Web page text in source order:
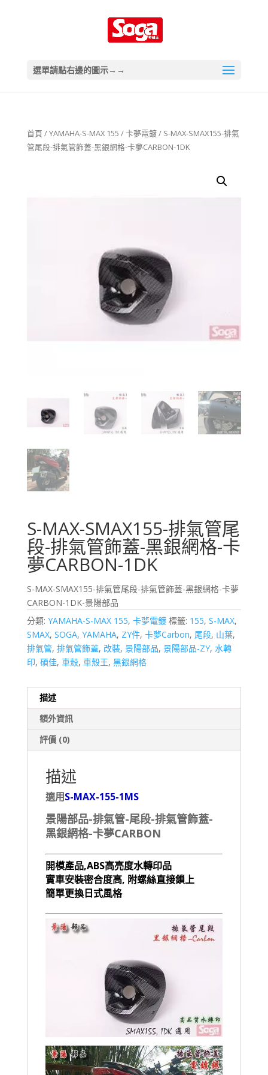
選單請點右邊的圖示→→
首頁 /YAMAHA-S-MAX 155 /卡夢電鍍/ S-MAX-SMAX155-排氣
管尾段-排氣管飾蓋-黑銀網格-卡夢CARBON-1DK
S-MAX-SMAX155-排氣管尾
段-排氣管飾蓋-黑銀網格-卡
夢CARBON-1DK
S-MAX-SMAX155-排氣管尾段-排氣管飾蓋-黑銀網格-卡夢
CARBON-1DK-景陽部品
分類: YAMAHA-S-MAX 155, 卡夢電鍍 標籤: 155, S-MAX,
SMAX, SOGA, YAMAHA, ZY件, 卡夢Carbon, 尾段, 山葉,
排氣管, 排氣管飾蓋, 改裝, 景陽部品, 景陽部品-ZY, 水轉
印, 碩佳, 車殼, 車殼王, 黑銀網格
描述
額外資訊
評價 (0)
描述
適用S-MAX-155-1MS
景陽部品-排氣管-尾段-排氣管飾蓋-
黑銀網格-卡夢CARBON
開模產品,ABS高亮度水轉印品
實車安裝密合度高, 附螺絲直接鎖上
簡單更換日式風格